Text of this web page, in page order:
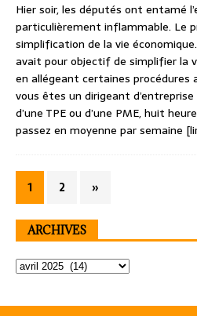
Hier soir, les députés ont entamé
particulièrement inflammable. Le
simplification de la vie
avait pour objectif de simplifier la
en allégeant certaines procédures
vous êtes un dirigeant
d’une TPE ou d’une PME, huit
passez en moyenne par semaine
1 2 »
ARCHIVES